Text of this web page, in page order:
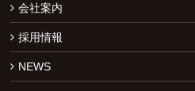
会社案内
採用情報
NEWS